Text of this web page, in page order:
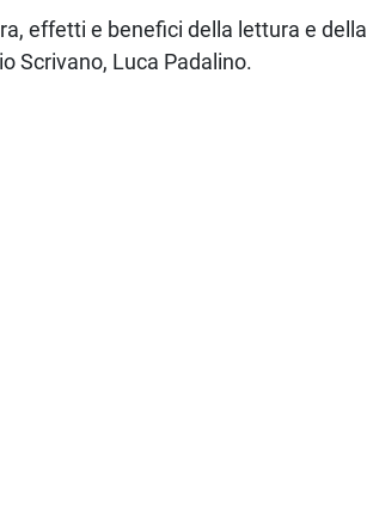
effetti e benefici della lettura e della
Scrivano, Luca Padalino.